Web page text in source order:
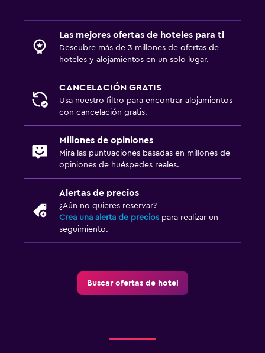
Las mejores ofertas de hoteles para ti
Descubre más de 3 millones de ofertas de
hoteles y alojamientos en un solo lugar.
CANCELACIÓN GRATIS
Usa nuestro filtro para encontrar alojamientos
con cancelación gratis.
Millones de opiniones
Mira las puntuaciones basadas en millones de
opiniones de huéspedes reales.
Alertas de precios
¿Aún no quieres reservar?
Crea una alerta de precios para realizar un
seguimiento.
Buscar ofertas de hotel